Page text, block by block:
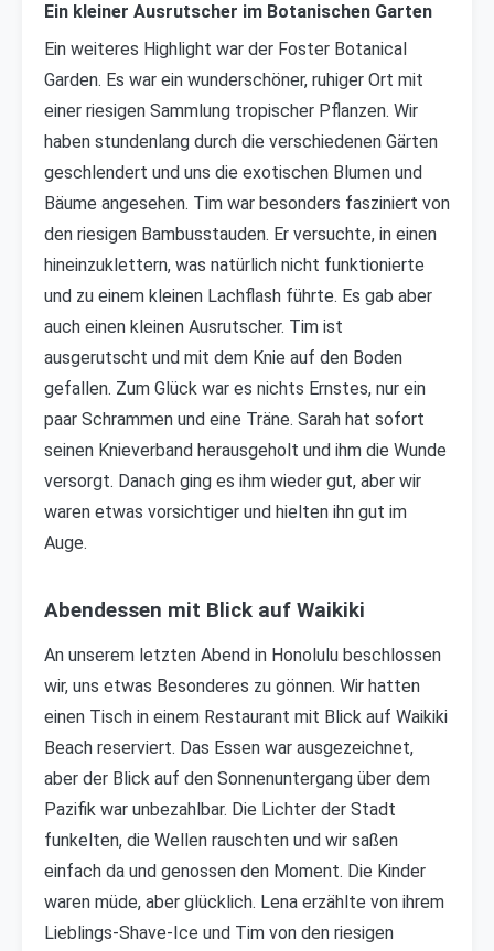
Ein kleiner Ausrutscher im Botanischen Garten
Ein weiteres Highlight war der Foster Botanical
Garden. Es war ein wunderschöner, ruhiger Ort mit
einer riesigen Sammlung tropischer Pflanzen. Wir
haben stundenlang durch die verschiedenen Gärten
geschlendert und uns die exotischen Blumen und
Bäume angesehen. Tim war besonders fasziniert von
den riesigen Bambusstauden. Er versuchte, in einen
hineinzuklettern, was natürlich nicht funktionierte
und zu einem kleinen Lachflash führte. Es gab aber
auch einen kleinen Ausrutscher. Tim ist
ausgerutscht und mit dem Knie auf den Boden
gefallen. Zum Glück war es nichts Ernstes, nur ein
paar Schrammen und eine Träne. Sarah hat sofort
seinen Knieverband herausgeholt und ihm die Wunde
versorgt. Danach ging es ihm wieder gut, aber wir
waren etwas vorsichtiger und hielten ihn gut im
Auge.
Abendessen mit Blick auf Waikiki
An unserem letzten Abend in Honolulu beschlossen
wir, uns etwas Besonderes zu gönnen. Wir hatten
einen Tisch in einem Restaurant mit Blick auf Waikiki
Beach reserviert. Das Essen war ausgezeichnet,
aber der Blick auf den Sonnenuntergang über dem
Pazifik war unbezahlbar. Die Lichter der Stadt
funkelten, die Wellen rauschten und wir saßen
einfach da und genossen den Moment. Die Kinder
waren müde, aber glücklich. Lena erzählte von ihrem
Lieblings-Shave-Ice und Tim von den riesigen